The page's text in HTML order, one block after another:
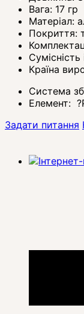
Вага: 17 гр
Матеріал:
Покриття:
Країна
Система
Елемент: ?
Задати питання